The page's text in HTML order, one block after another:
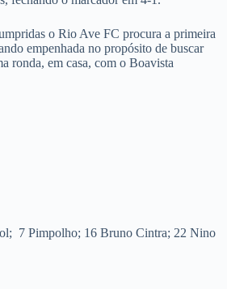
o Rio Ave FC procura a primeira
empenhada no propósito de buscar
ronda, em casa, com o Boavista
7 Pimpolho; 16 Bruno Cintra; 22 Nino